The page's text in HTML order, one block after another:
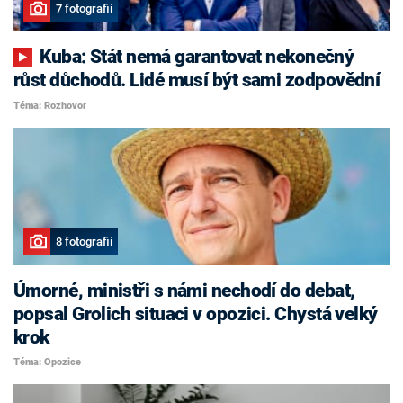
7 fotografií
růst důchodů. Lidé musí být sami zodpovědní
Téma: Rozhovor
8 fotografií
Úmorné, ministři s námi nechodí do debat,
popsal Grolich situaci v opozici. Chystá velký
krok
Téma: Opozice